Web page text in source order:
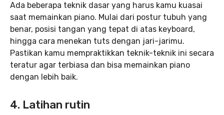
Ada beberapa teknik dasar yang harus kamu kuasai
saat memainkan piano. Mulai dari postur tubuh yang
benar, posisi tangan yang tepat di atas keyboard,
hingga cara menekan tuts dengan jari-jarimu.
Pastikan kamu mempraktikkan teknik-teknik ini secara
teratur agar terbiasa dan bisa memainkan piano
dengan lebih baik.
4. Latihan rutin